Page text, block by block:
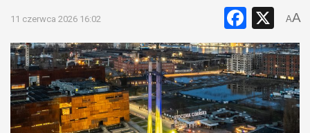
11 czerwca 2026 16:02 X
AA